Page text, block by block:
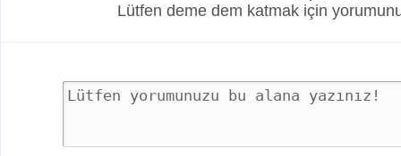
Lütfen deme dem katmak için